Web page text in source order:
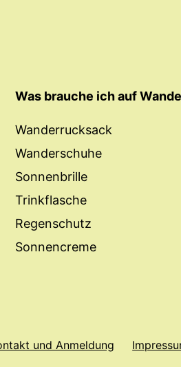
Was brauche ich auf
Wanderrucksack
Wanderschuhe
Sonnenbrille
Trinkflasche
Regenschutz
Sonnencreme
und Anmeldung